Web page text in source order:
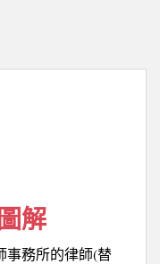
解
事務所的律師(替